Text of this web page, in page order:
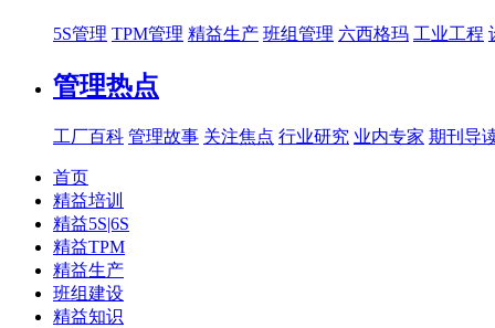
5S管理 TPM管理 精益生产 班组管理 六西格玛 工业工程
管理热点
工厂百科 管理故事 关注焦点 行业研究 业内专家 期刊导
首页
精益培训
精益5S|6S
精益TPM
精益生产
班组建设
精益知识